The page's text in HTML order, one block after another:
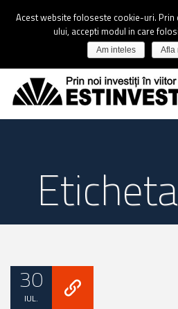
30
IUL.
Acest website foloseste cookie-uri.
ului, accepti modul in care
Am inteles Afla